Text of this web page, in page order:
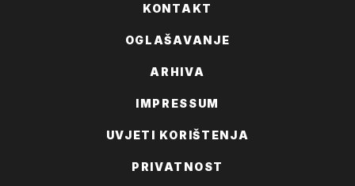
KONTAKT
OGLAŠAVANJE
ARHIVA
IMPRESSUM
UVJETI KORIŠTENJA
PRIVATNOST